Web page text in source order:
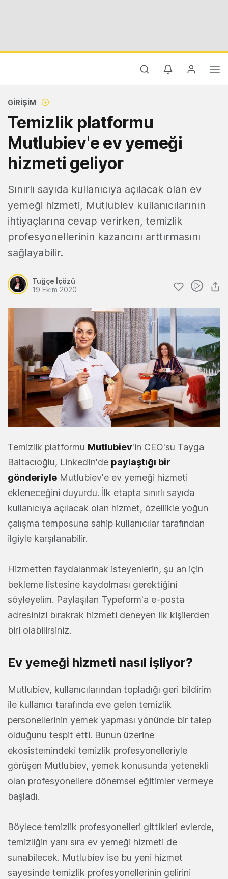
GIRIŞIM
Temizlik platformu
Mutlubiev'e ev yemeği
hizmeti geliyor
Sınırlı sayıda kullanıcıya açılacak olan ev
yemeği hizmeti, Mutlubiev kullanıcılarının
ihtiyaçlarına cevap verirken, temizlik
profesyonellerinin kazancını arttırmasını
sağlayabilir.
Tuğçe İçözü
19 Ekim 2020
Temizlik platformu Mutlubiev'in CEO'su Tayga
Baltacıoğlu, LinkedIn'de paylaştığı bir
gönderiyle Mutlubiev'e ev yemeği hizmeti
ekleneceğini duyurdu. İlk etapta sınırlı sayıda
kullanıcıya açılacak olan hizmet, özellikle yoğun
çalışma temposuna sahip kullanıcılar tarafından
ilgiyle karşılanabilir.
Hizmetten faydalanmak isteyenlerin, şu an için
bekleme listesine kaydolması gerektiğini
söyleyelim. Paylaşılan Typeform'a e-posta
adresinizi bırakrak hizmeti deneyen ilk kişilerden
biri olabilirsiniz.
Ev yemeği hizmeti nasıl işliyor?
Mutlubiev, kullanıcılarından topladığı geri bildirim
ile kullanıcı tarafında eve gelen temizlik
personellerinin yemek yapması yönünde bir talep
olduğunu tespit etti. Bunun üzerine
ekosistemindeki temizlik profesyonelleriyle
görüşen Mutlubiev, yemek konusunda yetenekli
olan profesyonellere dönemsel eğitimler vermeye
başladı.
Böylece temizlik profesyonelleri gittikleri evlerde,
temizliğin yanı sıra ev yemeği hizmeti de
sunabilecek. Mutlubiev ise bu yeni hizmet
sayesinde temizlik profesyonellerinin gelirini